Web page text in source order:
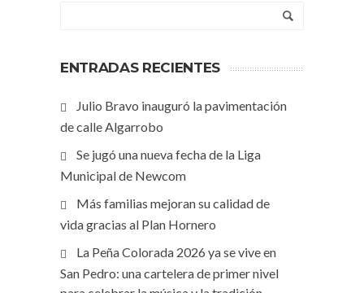
ENTRADAS RECIENTES
Julio Bravo inauguró la pavimentación
de calle Algarrobo
Se jugó una nueva fecha de la Liga
Municipal de Newcom
Más familias mejoran su calidad de
vida gracias al Plan Hornero
La Peña Colorada 2026 ya se vive en
San Pedro: una cartelera de primer nivel